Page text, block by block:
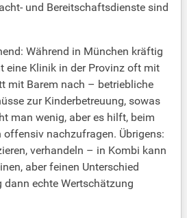
und Bereitschaftsdienste sind
Während in München kräftig
eine Klinik in der Provinz oft mit
mit Barem nach – betriebliche
zur Kinderbetreuung, sowas
man wenig, aber es hilft, beim
offensiv nachzufragen. Übrigens:
verhandeln – in Kombi kann
aber feinen Unterschied
dann echte Wertschätzung